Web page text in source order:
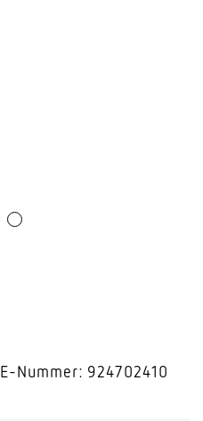
E-Nummer: 924702410